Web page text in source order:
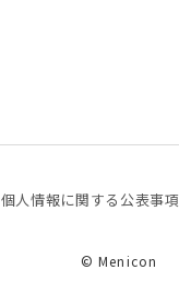
個⼈情報に関する公表事項
© Menicon